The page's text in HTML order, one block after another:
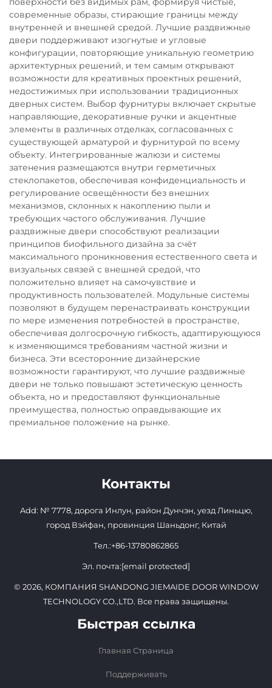
современные образы, стирающие границы между
внутренней и внешней средой. Лучшие раздвижные
двери поддерживают изогнутые и угловые
конфигурации, повторяющие уникальную геометрию
архитектурных решений, и тем самым открывают
возможности для креативных проектных решений,
недостижимых при использовании традиционных
дверных систем. Выбор фурнитуры включает скрытые
направляющие, декоративные ручки и акцентные
элементы в различных отделках, согласованных с
существующей арматурой и фурнитурой по всему
объекту. Интегрированные жалюзи и системы
затенения размещаются внутри герметичных
стеклопакетов, обеспечивая конфиденциальность и
регулирование освещённости без внешних
механизмов, склонных к накоплению пыли и
требующих частого обслуживания. Лучшие
раздвижные двери способствуют реализации
принципов биофильного дизайна за счёт
максимального проникновения естественного света и
визуальных связей с внешней средой, что
положительно влияет на самочувствие и
продуктивность пользователей. Модульные системы
позволяют в будущем перенастраивать конструкции
по мере изменения потребностей в пространстве,
обеспечивая долгосрочную гибкость, адаптирующуюся
к изменяющимся требованиям частной жизни и
бизнеса. Эти всесторонние дизайнерские
возможности гарантируют, что лучшие раздвижные
двери не только повышают эстетическую ценность
объекта, но и предоставляют функциональные
преимущества, полностью оправдывающие их
премиальное положение на рынке.
Контакты
Add: № 7778, дорога Инлун, район Дунчэн, уезд Линьцю,
город Вэйфан, провинция Шаньдонг, Китай
Тел.:+86-13780862865
Эл. почта:[email protected]
© 2026, КОМПАНИЯ SHANDONG JIEMAIDE DOOR WINDOW
TECHNOLOGY CO.,LTD. Все права защищены.
Быстрая ссылка
Главная Страница
Поддерживать